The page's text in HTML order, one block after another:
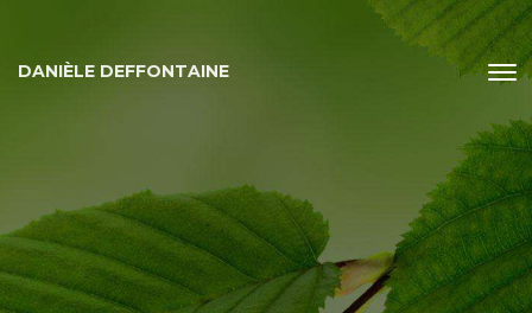
DANIÈLE DEFFONTAINE